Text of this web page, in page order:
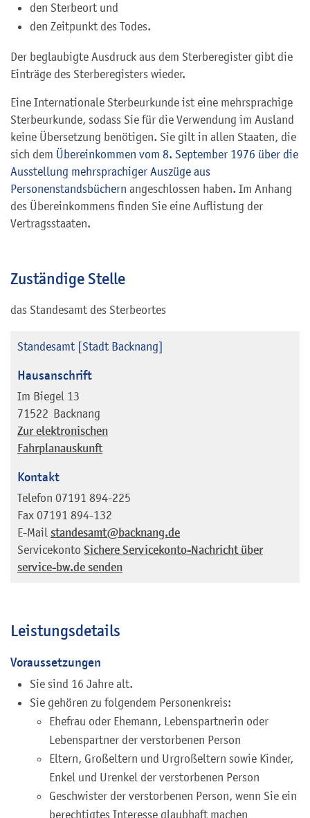
den Sterbeort und
den Zeitpunkt des Todes.
Der beglaubigte Ausdruck aus dem Sterberegister gibt die
Einträge des Sterberegisters wieder.
Eine Internationale Sterbeurkunde ist eine mehrsprachige
Sterbeurkunde, sodass Sie für die Verwendung im Ausland
keine Übersetzung benötigen. Sie gilt in allen Staaten, die
sich dem Übereinkommen vom 8. September 1976 über die
Ausstellung mehrsprachiger Auszüge aus
Personenstandsbüchern angeschlossen haben. Im Anhang
des Übereinkommens finden Sie eine Auflistung der
Vertragsstaaten.
Zuständige Stelle
das Standesamt des Sterbeortes
Standesamt [Stadt Backnang]
Hausanschrift
Im Biegel 13
71522 Backnang
Zur elektronischen
Fahrplanauskunft
Kontakt
Telefon 07191 894-225
Fax 07191 894-132
E-Mail standesamt@backnang.de
Servicekonto Sichere Servicekonto-Nachricht über
service-bw.de senden
Leistungsdetails
Voraussetzungen
Sie sind 16 Jahre alt.
Sie gehören zu folgendem Personenkreis:
Ehefrau oder Ehemann, Lebenspartnerin oder
Lebenspartner der verstorbenen Person
Eltern, Großeltern und Urgroßeltern sowie Kinder,
Enkel und Urenkel der verstorbenen Person
Geschwister der verstorbenen Person, wenn Sie ein
berechtigtes Interesse glaubhaft machen